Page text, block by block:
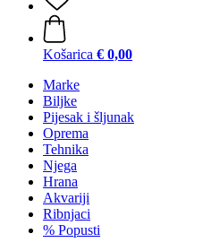
Košarica € 0,00
Marke
Biljke
Pijesak i šljunak
Oprema
Tehnika
Njega
Hrana
Akvariji
Ribnjaci
% Popusti